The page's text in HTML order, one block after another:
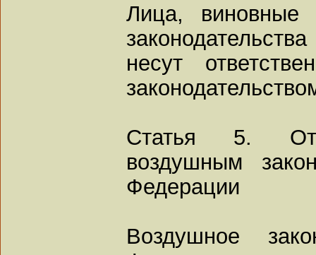
Лица, виновные
несут
Статья 5.
воздушным
Федерации
Воздушное